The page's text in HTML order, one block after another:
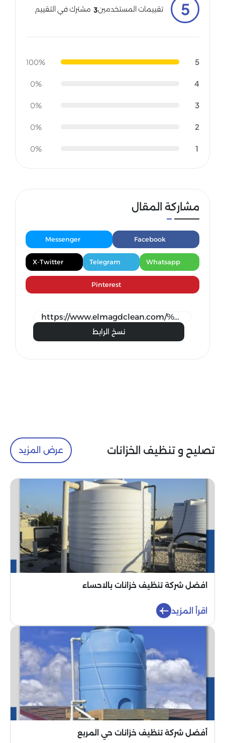
5 تقييمات المستخدمين3 مشترك في التقييم
5
100%
4
0%
3
0%
2
0%
1
0%
مشاركة المقال
Facebook
Messenger
Whatsapp
Telegram
X-Twitter
Pinterest
نسخ الرابط
تصليح و تنظيف الخزانات عرض المزيد
افضل شركة تنظيف خزانات بالاحساء
اقرأ المزيد
أفضل شركة تنظيف خزانات حي المربع